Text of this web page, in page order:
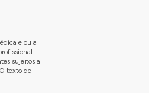
e ou a
sujeitos a
texto de